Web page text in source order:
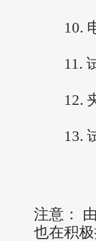
10. 电
11. 试
12. 夹
13. 试
注意：
也在积